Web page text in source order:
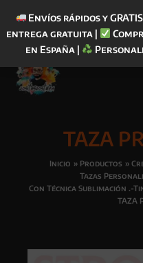
Envíos rápidos y
entrega gratuita |
en España |
contenido
TAZA
Inicio Productos
Tazas
Con Técnica Sublimación .-
TAZA